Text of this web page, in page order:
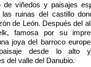
dispone de mucho espacio,
en dos individuales con
elegante baño con
Comodidad óptima
con los mejores
de arte en las paredes.
mesa de comedor/ café
de minibar con cafetera
y electricidad 220V
de viñedos y paisajes
las ruinas del castillo
de León. Después del
famosa por su
joya del barroco
desde lo alto
del valle del Danubio.